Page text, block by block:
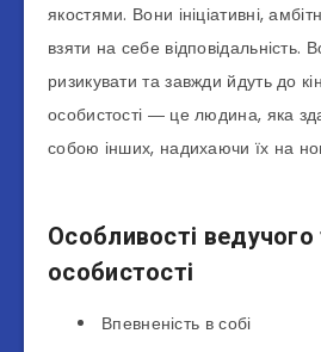
якостями. Вони ініціативні,
взяти на себе відповідальність.
ризикувати та завжди йдуть до
особистості ― це людина, яка
собою інших, надихаючи їх на
Особливості ведучого
особистості
Впевненість в собі